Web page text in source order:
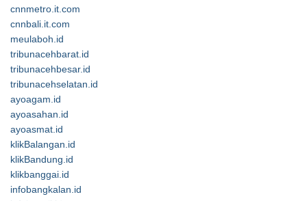
cnnmetro.it.com
cnnbali.it.com
meulaboh.id
tribunacehbarat.id
tribunacehbesar.id
tribunacehselatan.id
ayoagam.id
ayoasahan.id
ayoasmat.id
klikBalangan.id
klikBandung.id
klikbanggai.id
infobangkalan.id